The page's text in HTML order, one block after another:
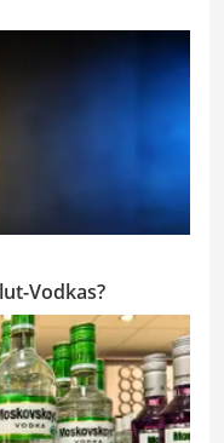
Vodkas?